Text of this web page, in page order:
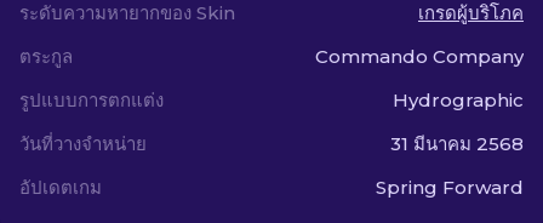
ระดับความหายากของ Skin
เกรดผู้บริโภค
ตระกูล
Commando Company
รูปแบบการตกแต่ง
Hydrographic
วันที่วางจำหน่าย
31 มีนาคม 2568
อัปเดตเกม
Spring Forward